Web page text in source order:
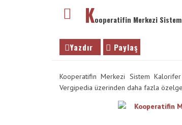
Kooperatifin Merkezi Sistem
Yazdır Paylaş
Kooperatifin Merkezi Sistem Kalorifer
Vergipedia üzerinden daha fazla